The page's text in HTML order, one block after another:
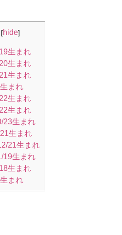
[hide]
生まれ
生まれ
生まれ
まれ
生まれ
生まれ
23生まれ
生まれ
21生まれ
19生まれ
生まれ
まれ